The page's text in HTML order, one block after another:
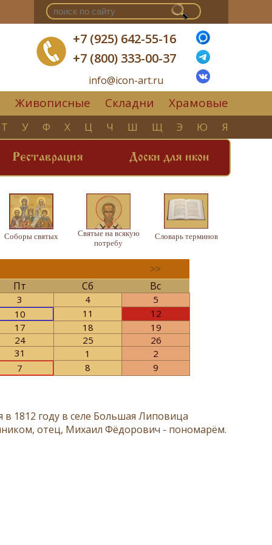
+7 (925) 642-55-16
+7 (800) 333-00-37
info@icon-art.ru
Живописные Складни Храмовые
Т У Ф Х Ц Ч Ш Щ Э Ю Я
Реставрация Доски для икон
Соборы святых
Святые на всякую
потребу
Словарь терминов
>>
Пт Сб Вс
3 4
5
10 11
12
17 18
19
24 25
26
31 1
2
7 8 9
1812 году в селе Большая Липовица
отец, Михаил Фёдорович - пономарём.